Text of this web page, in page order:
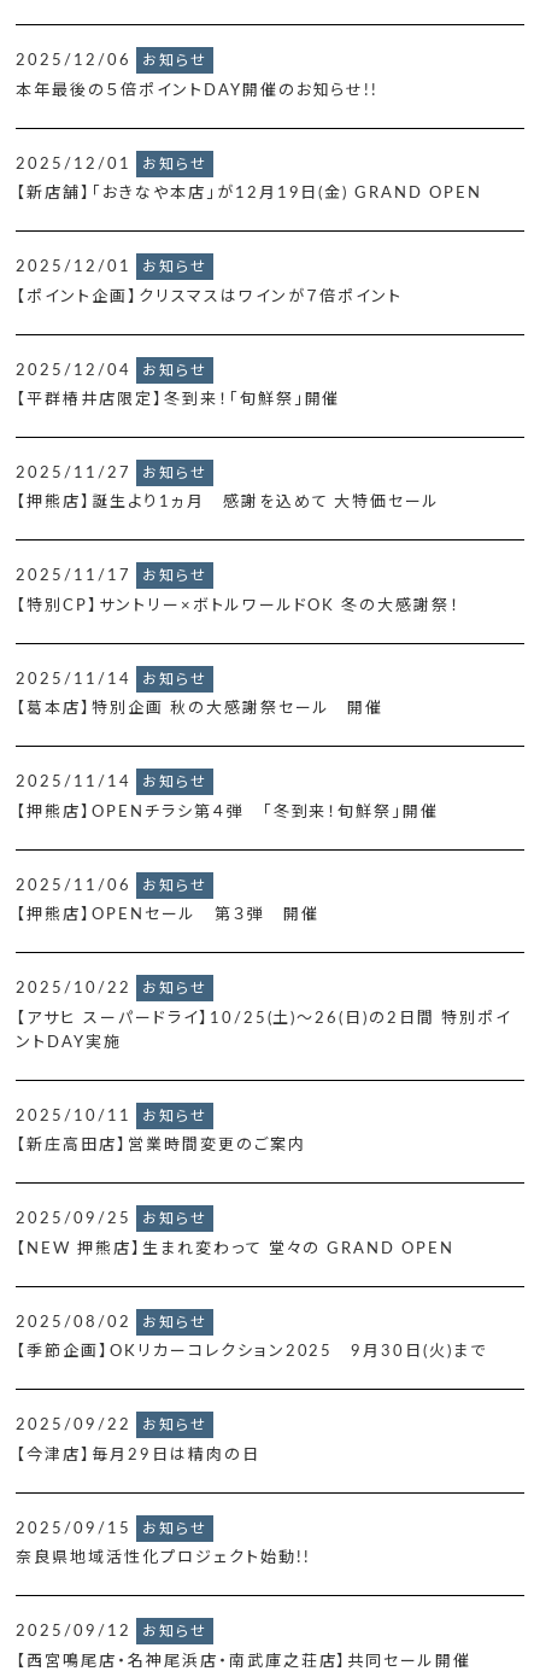
2025/12/06 お知らせ
本年最後の５倍ポイントDAY開催のお知らせ!!
2025/12/01 お知らせ
【新店舗】「おきなや本店」が12月19日(金) GRAND OPEN
2025/12/01 お知らせ
【ポイント企画】クリスマスはワインが７倍ポイント
2025/12/04 お知らせ
【平群椿井店限定】冬到来！「旬鮮祭」開催
2025/11/27 お知らせ
【押熊店】誕生より1ヵ月 感謝を込めて 大特価セール
2025/11/17 お知らせ
【特別CP】サントリー×ボトルワールドOK 冬の大感謝祭！
2025/11/14 お知らせ
【葛本店】特別企画 秋の大感謝祭セール 開催
2025/11/14 お知らせ
【押熊店】OPENチラシ第４弾 「冬到来！旬鮮祭」開催
2025/11/06 お知らせ
【押熊店】OPENセール 第３弾 開催
2025/10/22 お知らせ
【アサヒ スーパードライ】10/25(土)～26(日)の2日間 特別ポイ
ントDAY実施
2025/10/11 お知らせ
【新庄高田店】営業時間変更のご案内
2025/09/25 お知らせ
【NEW 押熊店】生まれ変わって 堂々の GRAND OPEN
2025/08/02 お知らせ
【季節企画】OKリカーコレクション2025 9月30日(火)まで
2025/09/22 お知らせ
【今津店】毎月29日は精肉の日
2025/09/15 お知らせ
奈良県地域活性化プロジェクト始動!!
2025/09/12 お知らせ
【西宮鳴尾店・名神尾浜店・南武庫之荘店】共同セール開催